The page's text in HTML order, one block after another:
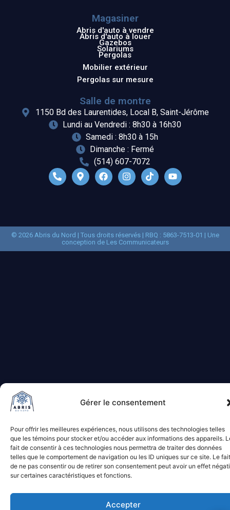
Gérer le consentement
Pour offrir les meilleures expériences, nous utilisons des technologies telles
que les témoins pour stocker et/ou accéder aux informations des appareils.
fait de consentir à ces technologies nous permettra de traiter des données
telles que le comportement de navigation ou les ID uniques sur ce site. Le fait
de ne pas consentir ou de retirer son consentement peut avoir un effet
sur certaines caractéristiques et fonctions.
Accepter
Magasiner
Abris d'auto à vendre
Abris d'auto à louer
Gazebos
Solariums
Pergolas
Mobilier extérieur
Pergolas sur mesure
Salle de montre
1150 Bd des Laurentides, Local B, Saint-Jérôme
Lundi au Vendredi : 8h30 à 16h30
Samedi : 8h30 à 15h
Dimanche : Fermé
(514) 607-7072
© 2026 Abris du Nord | Tous droits réservés | RBQ : 5863-7513-01 | Une
conception de Les Communicateurs